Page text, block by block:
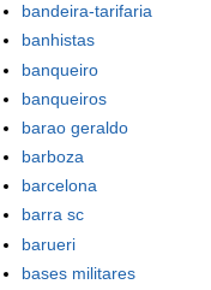
bandeira-tarifaria
banhistas
banqueiro
banqueiros
barao geraldo
barboza
barcelona
barra sc
barueri
bases militares